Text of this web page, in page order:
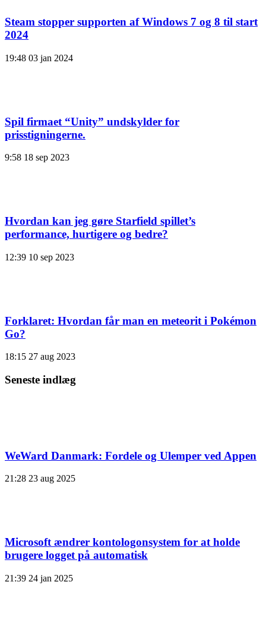
Steam stopper supporten af ​​Windows 7 og 8 til start
2024
19:48 03 jan 2024
Spil firmaet “Unity” undskylder for
prisstigningerne.
9:58 18 sep 2023
Hvordan kan jeg gøre Starfield spillet’s
performance, hurtigere og bedre?
12:39 10 sep 2023
Forklaret: Hvordan får man en meteorit i Pokémon
Go?
18:15 27 aug 2023
Seneste indlæg
WeWard Danmark: Fordele og Ulemper ved Appen
21:28 23 aug 2025
Microsoft ændrer kontologonsystem for at holde
brugere logget på automatisk
21:39 24 jan 2025